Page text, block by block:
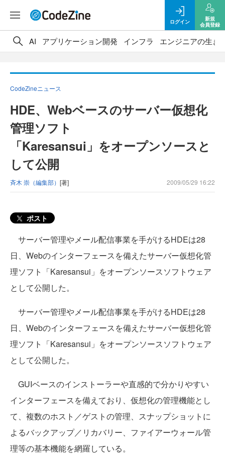
ログイン
新規
会員登録
AI アプリケーション開発 インフラ エンジニアの生き
CodeZineニュース
HDE、Webベースのサーバー仮想化
管理ソフト
「Karesansui」をオープンソースと
して公開
斉木 崇（編集部） [著] 2009/05/29 16:22
ポスト
サーバー管理やメール配信事業を手がけるHDEは28
日、Webのインターフェースを備えたサーバー仮想化管
理ソフト「Karesansui」をオープンソースソフトウェア
として公開した。
サーバー管理やメール配信事業を手がけるHDEは28
日、Webのインターフェースを備えたサーバー仮想化管
理ソフト「Karesansui」をオープンソースソフトウェア
として公開した。
GUIベースのインストーラーや直感的で分かりやすい
インターフェースを備えており、仮想化の管理機能とし
て、複数のホスト／ゲストの管理、スナップショットに
よるバックアップ／リカバリー、ファイアーウォール管
理等の基本機能を網羅している。